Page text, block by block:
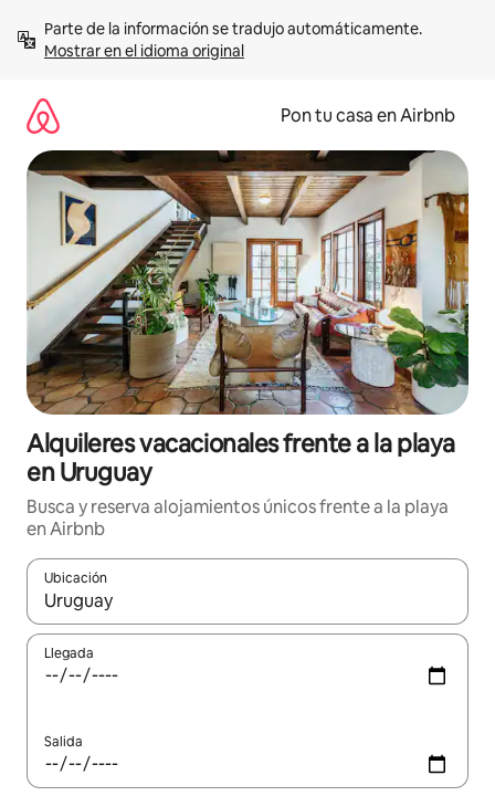
contenidoMostrar en el idioma original
Pon tu casa en Airbnb
Alquileres vacacionales frente a la playa
en Uruguay
Busca y reserva alojamientos únicos frente a la playa
en Airbnb
Ubicación
Cuando los resultados estén disponibles, navega con las
Llegada
Salida